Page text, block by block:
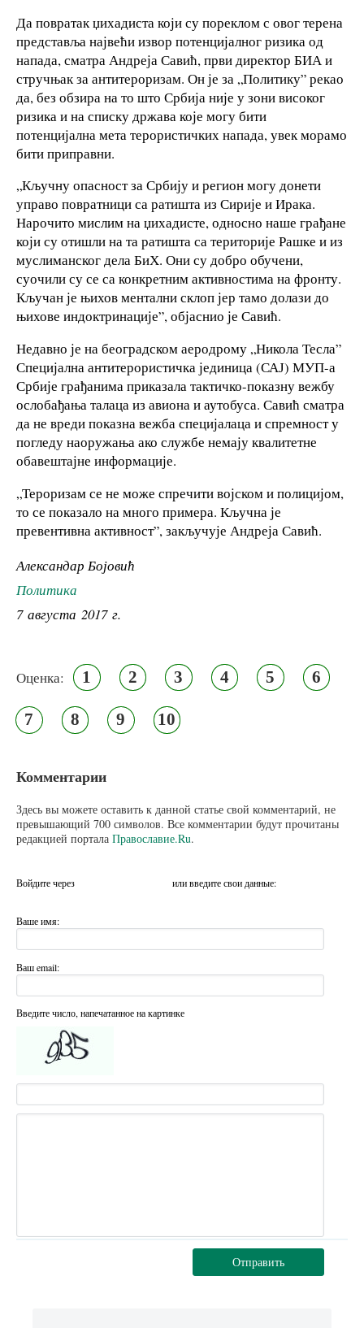
Да повратак џихадиста који су пореклом с овог терена
представља највећи извор потенцијалног ризика од
напада, сматра Андреја Савић, први директор БИА и
стручњак за антитероризам. Он је за „Политику” рекао
да, без обзира на то што Србија није у зони високог
ризика и на списку држава које могу бити
потенцијална мета терористичких напада, увек морамо
бити приправни.
„Кључну опасност за Србију и регион могу донети
управо повратници са ратишта из Сирије и Ирака.
Нарочито мислим на џихадисте, односно наше грађане
који су отишли на та ратишта са територије Рашке и из
муслиманског дела БиХ. Они су добро обучени,
суочили су се са конкретним активностима на фронту.
Кључан је њихов ментални склоп јер тамо долази до
њихове индоктринације”, објаснио је Савић.
Недавно је на београдском аеродрому „Никола Тесла”
Специјална антитерористичка јединица (САЈ) МУП-а
Србије грађанима приказала тактичко-показну вежбу
ослобађања талаца из авиона и аутобуса. Савић сматра
да не вреди показна вежба специјалаца и спремност у
погледу наоружања ако службе немају квалитетне
обавештајне информације.
„Тероризам се не може спречити војском и полицијом,
то се показало на много примера. Кључна је
превентивна активност”, закључује Андреја Савић.
Александар Бојовић
Политика
7 августа 2017 г.
Оценка: 1 2 3 4 5 6
7 8 9 10
Комментарии
Здесь вы можете оставить к данной статье свой комментарий, не
превышающий 700 символов. Все комментарии будут прочитаны
редакцией портала Православие.Ru.
Войдите через или введите свои данные:
Ваше имя:
Ваш email:
Введите число, напечатанное на картинке
Отправить